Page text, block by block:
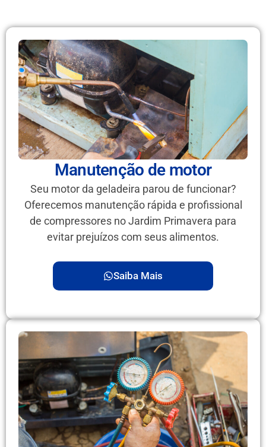
Manutenção de motor
Seu motor da geladeira parou de funcionar?
Oferecemos manutenção rápida e profissional
de compressores no Jardim Primavera para
evitar prejuízos com seus alimentos.
Saiba Mais